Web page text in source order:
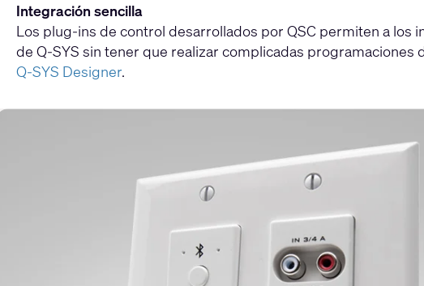
Integración sencilla
Los plug-ins de control desarrollados por QSC permiten a
de Q-SYS sin tener que realizar complicadas
Q-SYS Designer.